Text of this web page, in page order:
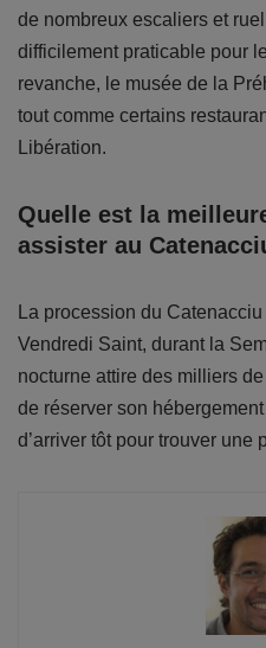
de nombreux escaliers et
difficilement praticable pour
revanche, le musée de la
tout comme certains
Libération.
Quelle est la
assister au
La procession du
Vendredi Saint, durant la
nocturne attire des milliers
de réserver son
d’arriver tôt pour trouver une